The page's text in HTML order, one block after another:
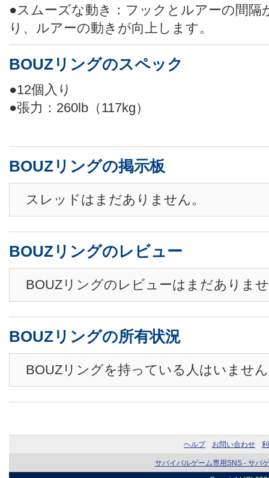
●スムーズな動き：フックとルアーの間隔
り、ルアーの動きが向上します。
BOUZリングのスペック
●12個入り
●張力：260lb（117kg）
BOUZリングの掲示板
スレッドはまだありません。
BOUZリングのレビュー
BOUZリングのレビューはまだありま
BOUZリングの所有状況
BOUZリングを持っている人はいませ
ヘルプ お問い合わせ
サバイバルゲーム専用SNS - サバ